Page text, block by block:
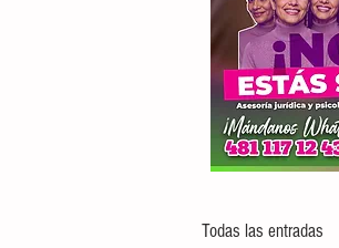
Todas las entradas